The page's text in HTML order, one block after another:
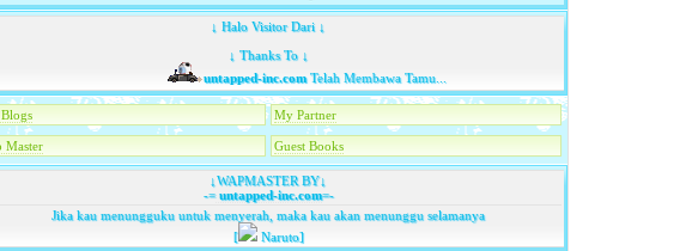
↓ Halo Visitor Dari ↓
↓ Thanks To ↓
untapped-inc.comTelah Membawa Tamu...
My Partner
Master Guest Books
↓WAPMASTER BY↓
-=untapped-inc.com=-
Jika kau menungguku untuk menyerah, maka kau akan menunggu selamanya
[
Naruto]